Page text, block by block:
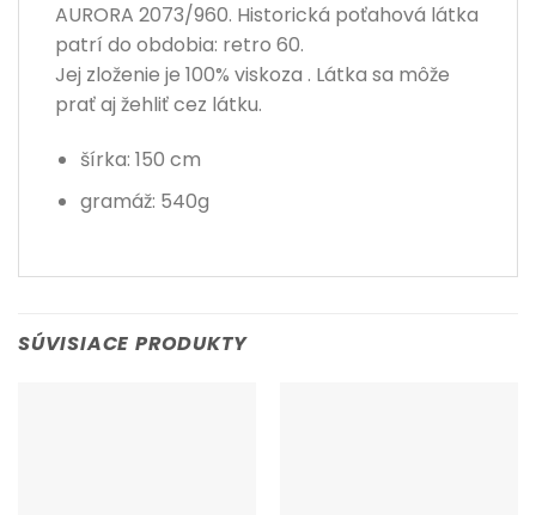
AURORA 2073/960. Historická poťahová látka
patrí do obdobia: retro 60.
Jej zloženie je 100% viskoza . Látka sa môže
prať aj žehliť cez látku.
šírka: 150 cm
gramáž: 540g
SÚVISIACE PRODUKTY